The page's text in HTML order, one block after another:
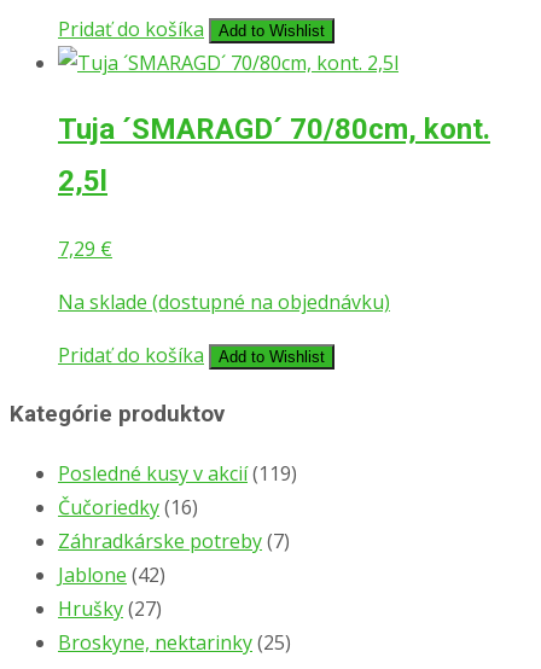
Pridať do košíka
Add to Wishlist
Tuja ´SMARAGD´ 70/80cm, kont.
2,5l
7,29 €
Na sklade (dostupné na objednávku)
Pridať do košíka
Add to Wishlist
Kategórie produktov
Posledné kusy v akcií(119)
Čučoriedky(16)
Záhradkárske potreby(7)
Jablone (42)
Hrušky(27)
Broskyne, nektarinky(25)